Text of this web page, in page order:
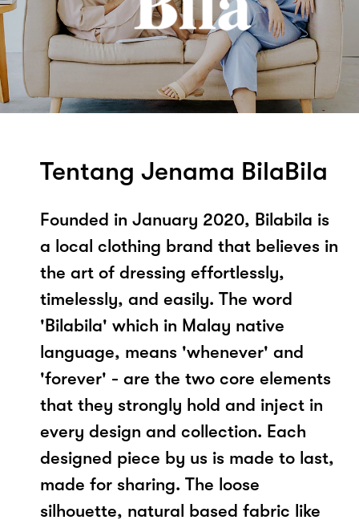
Tentang Jenama BilaBila
Founded in January 2020, Bilabila is
a local clothing brand that believes in
the art of dressing effortlessly,
timelessly, and easily. The word
'Bilabila' which in Malay native
language, means 'whenever' and
'forever' - are the two core elements
that they strongly hold and inject in
every design and collection. Each
designed piece by us is made to last,
made for sharing. The loose
silhouette, natural based fabric like